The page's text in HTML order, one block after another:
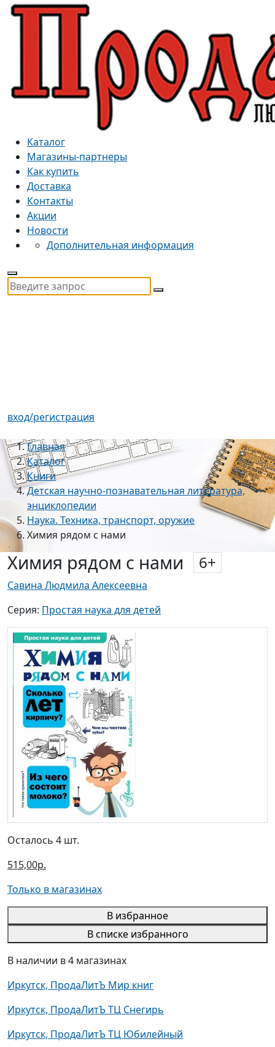
Каталог
Магазины-партнеры
Как купить
Доставка
Контакты
Акции
Новости
Дополнительная информация
вход/регистрация
Главная
Каталог
Книги
Детская научно-познавательная литература,
энциклопедии
Наука. Техника, транспорт, оружие
Химия рядом с нами
Химия рядом с нами 6+
Савина Людмила Алексеевна
Серия: Простая наука для детей
Осталось 4 шт.
515,00р.
Только в магазинах
В избранное
В списке избранного
В наличии в 4 магазинах
Иркутск, ПродаЛитЪ Мир книг
Иркутск, ПродаЛитЪ ТЦ Снегирь
Иркутск, ПродаЛитЪ ТЦ Юбилейный